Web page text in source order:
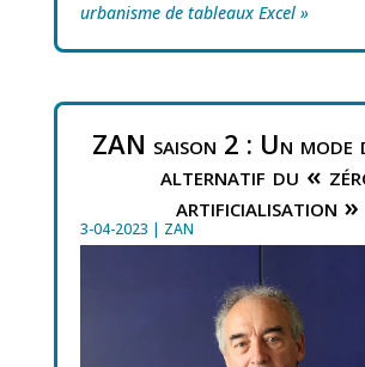
urbanisme de tableaux Excel »
ZAN saison 2 : Un mode
alternatif du «
artificialisation »
3-04-2023 | ZAN